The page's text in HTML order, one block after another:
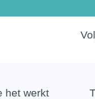
het werkt